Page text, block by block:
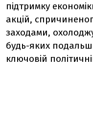
підтримку
акцій,
заходами,
будь-яких
ключовій